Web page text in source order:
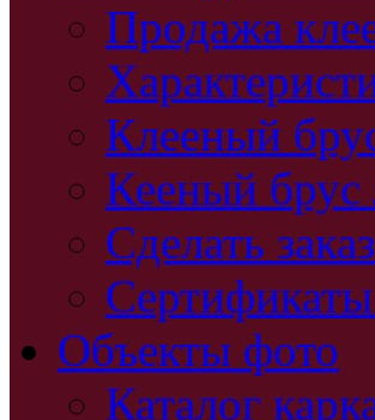
Продажа
Клееный
Кееный
Сделать
Объекты фото
Каталог